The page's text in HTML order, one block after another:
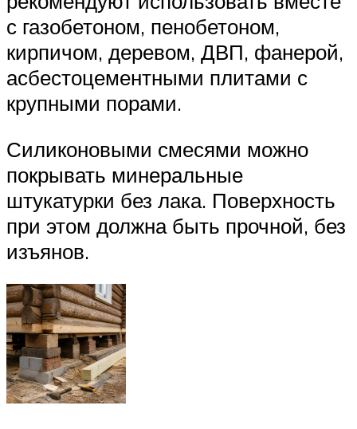
с газобетоном, пенобетоном,
кирпичом, деревом, ДВП, фанерой,
асбестоцементными плитами с
крупными порами.
Силиконовыми смесями можно
покрывать минеральные
штукатурки без лака. Поверхность
при этом должна быть прочной, без
изъянов.